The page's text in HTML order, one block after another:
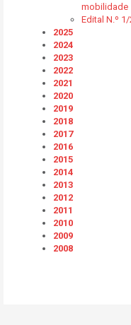
mobilidade
Edital N.º
2025
2024
2023
2022
2021
2020
2019
2018
2017
2016
2015
2014
2013
2012
2011
2010
2009
2008